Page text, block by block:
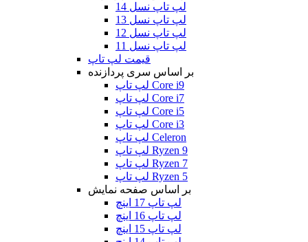
لپ تاپ نسل 14
لپ تاپ نسل 13
لپ تاپ نسل 12
لپ تاپ نسل 11
قیمت لپ تاپ
بر اساس سری پردازنده
لپ تاپ Core i9
لپ تاپ Core i7
لپ تاپ Core i5
لپ تاپ Core i3
لپ تاپ Celeron
لپ تاپ Ryzen 9
لپ تاپ Ryzen 7
لپ تاپ Ryzen 5
بر اساس صفحه نمایش
لپ تاپ 17 اینچ
لپ تاپ 16 اینچ
لپ تاپ 15 اینچ